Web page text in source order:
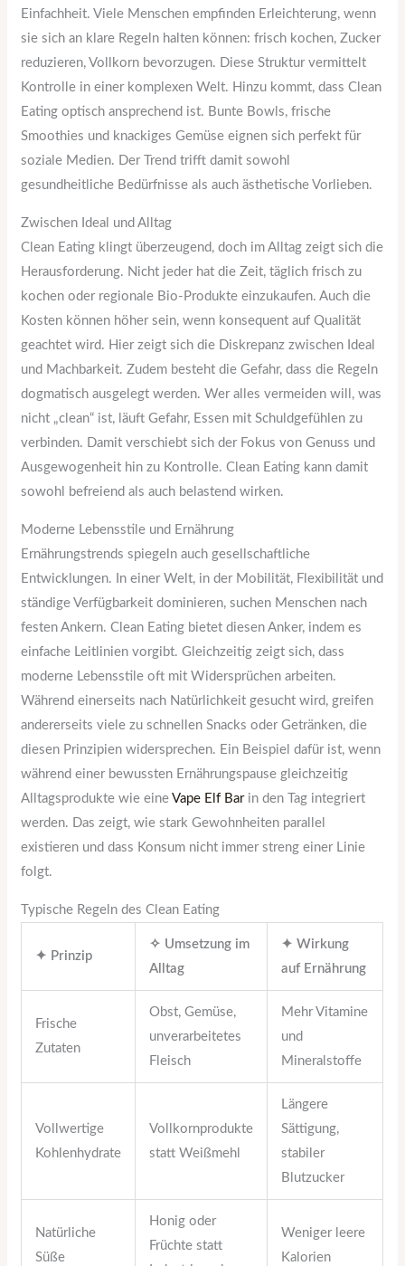
Einfachheit. Viele Menschen empfinden Erleichterung, wenn
sie sich an klare Regeln halten können: frisch kochen, Zucker
reduzieren, Vollkorn bevorzugen. Diese Struktur vermittelt
Kontrolle in einer komplexen Welt. Hinzu kommt, dass Clean
Eating optisch ansprechend ist. Bunte Bowls, frische
Smoothies und knackiges Gemüse eignen sich perfekt für
soziale Medien. Der Trend trifft damit sowohl
gesundheitliche Bedürfnisse als auch ästhetische Vorlieben.
Zwischen Ideal und Alltag
Clean Eating klingt überzeugend, doch im Alltag zeigt sich die
Herausforderung. Nicht jeder hat die Zeit, täglich frisch zu
kochen oder regionale Bio-Produkte einzukaufen. Auch die
Kosten können höher sein, wenn konsequent auf Qualität
geachtet wird. Hier zeigt sich die Diskrepanz zwischen Ideal
und Machbarkeit. Zudem besteht die Gefahr, dass die Regeln
dogmatisch ausgelegt werden. Wer alles vermeiden will, was
nicht „clean“ ist, läuft Gefahr, Essen mit Schuldgefühlen zu
verbinden. Damit verschiebt sich der Fokus von Genuss und
Ausgewogenheit hin zu Kontrolle. Clean Eating kann damit
sowohl befreiend als auch belastend wirken.
Moderne Lebensstile und Ernährung
Ernährungstrends spiegeln auch gesellschaftliche
Entwicklungen. In einer Welt, in der Mobilität, Flexibilität und
ständige Verfügbarkeit dominieren, suchen Menschen nach
festen Ankern. Clean Eating bietet diesen Anker, indem es
einfache Leitlinien vorgibt. Gleichzeitig zeigt sich, dass
moderne Lebensstile oft mit Widersprüchen arbeiten.
Während einerseits nach Natürlichkeit gesucht wird, greifen
andererseits viele zu schnellen Snacks oder Getränken, die
diesen Prinzipien widersprechen. Ein Beispiel dafür ist, wenn
während einer bewussten Ernährungspause gleichzeitig
Alltagsprodukte wie eineVape Elf Barin den Tag integriert
werden. Das zeigt, wie stark Gewohnheiten parallel
existieren und dass Konsum nicht immer streng einer Linie
folgt.
Typische Regeln des Clean Eating
✦ Prinzip
✧ Umsetzung im
Alltag
✦ Wirkung
auf Ernährung
Frische
Zutaten
Obst, Gemüse,
unverarbeitetes
Fleisch
Mehr Vitamine
und
Mineralstoffe
Vollwertige
Kohlenhydrate
Vollkornprodukte
statt Weißmehl
Längere
Sättigung,
stabiler
Blutzucker
Natürliche
Süße
Honig oder
Früchte statt
Weniger leere
Kalorien